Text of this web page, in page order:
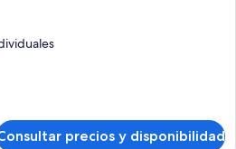
precios y disponibilidad